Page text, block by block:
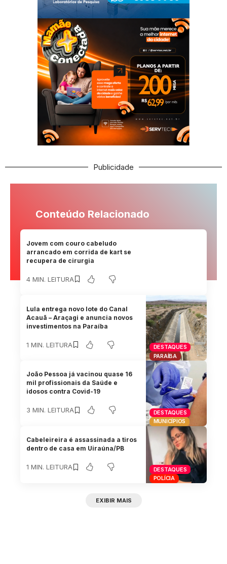
Publicidade
Conteúdo Relacionado
Jovem com couro cabeludo
arrancado em corrida de kart se
recupera de cirurgia
4 MIN. LEITURA
DESTAQUES
PARAÍBA
Lula entrega novo lote do Canal
Acauã – Araçagi e anuncia novos
investimentos na Paraíba
1 MIN. LEITURA
DESTAQUES
MUNICÍPIOS
João Pessoa já vacinou quase 16
mil profissionais da Saúde e
idosos contra Covid-19
3 MIN. LEITURA
DESTAQUES
POLÍCIA
Cabeleireira é assassinada a tiros
dentro de casa em Uiraúna/PB
1 MIN. LEITURA
EXIBIR MAIS